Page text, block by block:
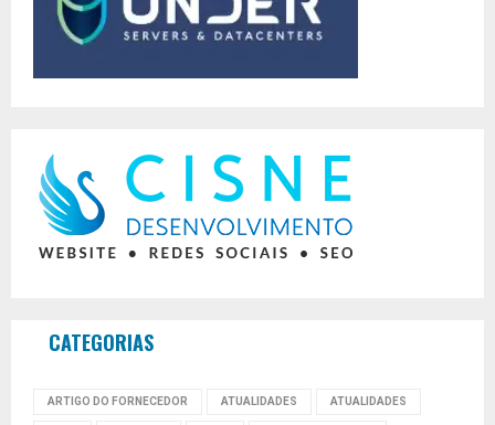
CATEGORIAS
ARTIGO DO FORNECEDOR ATUALIDADES ATUALIDADES